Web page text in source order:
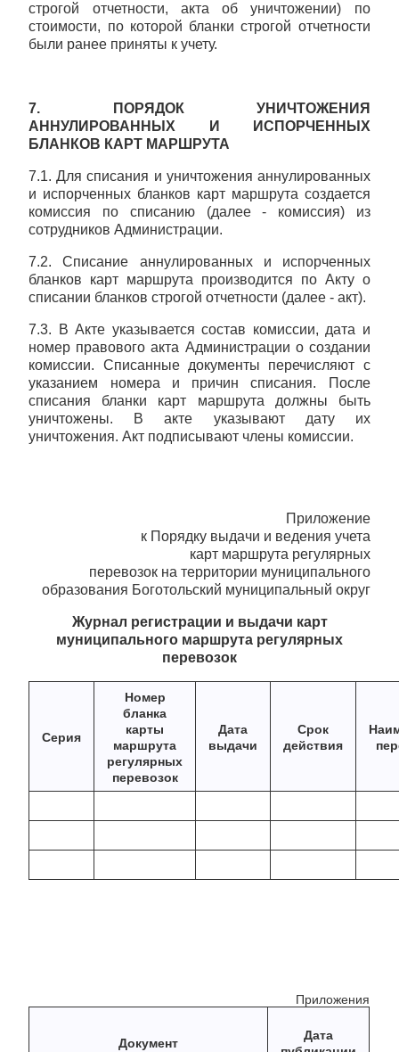
строгой отчетности, акта об уничтожении) по
стоимости, по которой бланки строгой отчетности
были ранее приняты к учету.
7. ПОРЯДОК УНИЧТОЖЕНИЯ
АННУЛИРОВАННЫХ И ИСПОРЧЕННЫХ
БЛАНКОВ КАРТ МАРШРУТА
7.1. Для списания и уничтожения аннулированных
и испорченных бланков карт маршрута создается
комиссия по списанию (далее - комиссия) из
сотрудников Администрации.
7.2. Списание аннулированных и испорченных
бланков карт маршрута производится по Акту о
списании бланков строгой отчетности (далее - акт).
7.3. В Акте указывается состав комиссии, дата и
номер правового акта Администрации о создании
комиссии. Списанные документы перечисляют с
указанием номера и причин списания. После
списания бланки карт маршрута должны быть
уничтожены. В акте указывают дату их
уничтожения. Акт подписывают члены комиссии.
Приложение
к Порядку выдачи и ведения учета
карт маршрута регулярных
перевозок на территории муниципального
образования Боготольский муниципальный округ
Журнал регистрации и выдачи карт
муниципального маршрута регулярных
перевозок
Серия
Номер
бланка
карты
маршрута
регулярных
перевозок
Дата
выдачи
Срок
действия
Приложения
Документ
Дата